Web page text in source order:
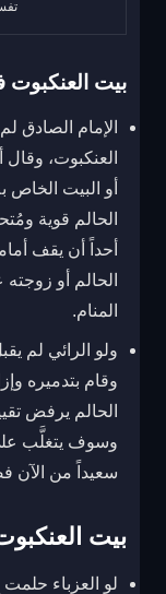
بيت العنكبوت
الإمام الصادق
العنكبوت،
أو البيت الخاص
الحالم قوية
أحداً أن يقف
الحالم أو
المنام.
ولو الرائي لم
وقام بتدميره
الحالم يرفض
وسوف يتغلَّب
سعيداً من الآن
بيت
لو العزباء